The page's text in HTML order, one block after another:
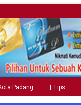
Padang | Tips